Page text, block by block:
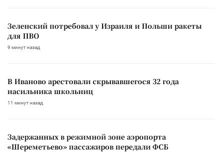
Зеленский потребовал у Израиля и Польши ракеты
для ПВО
9 минут назад
В Иваново арестовали скрывавшегося 32 года
насильника школьниц
11 минут назад
Задержанных в режимной зоне аэропорта
«Шереметьево» пассажиров передали ФСБ